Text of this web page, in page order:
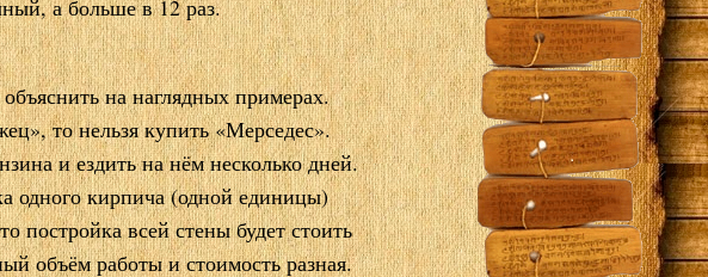
а больше в 12 раз.
на наглядных примерах.
то нельзя купить «Мерседес».
и ездить на нём несколько дней.
одного кирпича (одной единицы)
постройка всей стены будет стоить
объём работы и стоимость разная.